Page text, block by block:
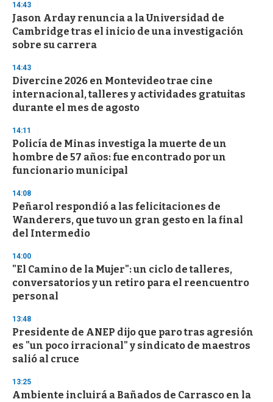
d
s
o
f
3
s
e
c
o
n
14:43
Jason Arday renuncia a la Universidad de
Cambridge tras el inicio de una investigación
sobre su carrera
14:43
Divercine 2026 en Montevideo trae cine
internacional, talleres y actividades gratuitas
durante el mes de agosto
14:11
Policía de Minas investiga la muerte de un
hombre de 57 años: fue encontrado por un
funcionario municipal
14:08
Peñarol respondió a las felicitaciones de
Wanderers, que tuvo un gran gesto en la final
del Intermedio
14:00
"El Camino de la Mujer": un ciclo de talleres,
conversatorios y un retiro para el reencuentro
personal
13:48
Presidente de ANEP dijo que paro tras agresión
es "un poco irracional" y sindicato de maestros
salió al cruce
13:25
Ambiente incluirá a Bañados de Carrasco en la